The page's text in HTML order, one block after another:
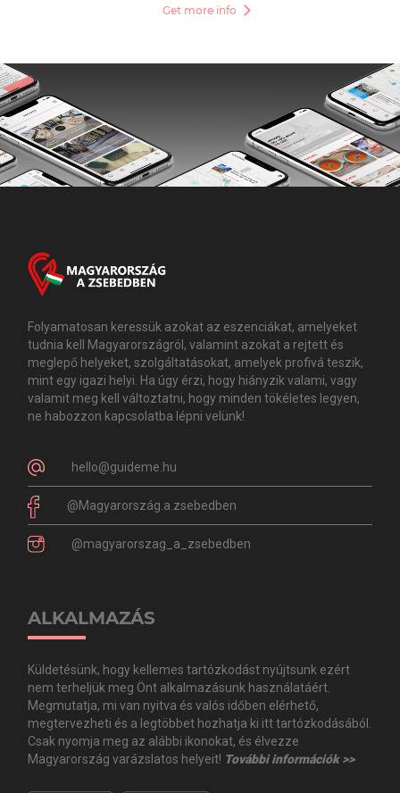
Get more info
Folyamatosan keressük azokat az eszenciákat, amelyeket
tudnia kell Magyarországról, valamint azokat a rejtett és
meglepő helyeket, szolgáltatásokat, amelyek profivá teszik,
mint egy igazi helyi. Ha úgy érzi, hogy hiányzik valami, vagy
valamit meg kell változtatni, hogy minden tökéletes legyen,
ne habozzon kapcsolatba lépni velünk!
hello@guideme.hu
@Magyarország.a.zsebedben
@magyarorszag_a_zsebedben
ALKALMAZÁS
Küldetésünk, hogy kellemes tartózkodást nyújtsunk ezért
nem terheljük meg Önt alkalmazásunk használatáért.
Megmutatja, mi van nyitva és valós időben elérhető,
megtervezheti és a legtöbbet hozhatja ki itt tartózkodásából.
Csak nyomja meg az alábbi ikonokat, és élvezze
Magyarország varázslatos helyeit! További információk >>